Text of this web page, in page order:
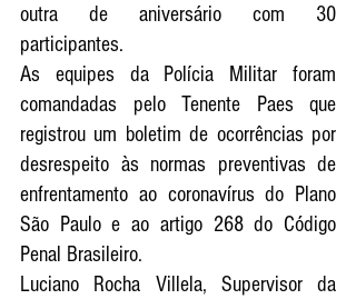
outra de aniversário com 30
participantes.
As equipes da Polícia Militar foram
comandadas pelo Tenente Paes que
registrou um boletim de ocorrências por
desrespeito às normas preventivas de
enfrentamento ao coronavírus do Plano
São Paulo e ao artigo 268 do Código
Penal Brasileiro.
Luciano Rocha Villela, Supervisor da